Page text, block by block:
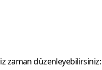
zaman düzenleyebilirsiniz: